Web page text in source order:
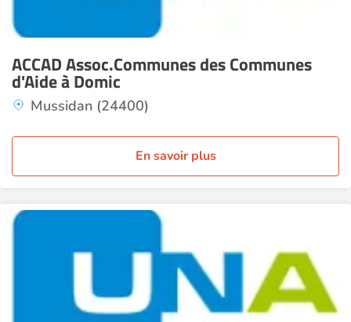
ACCAD Assoc.Communes des Communes
d'Aide à Domic
Mussidan (24400)
En savoir plus